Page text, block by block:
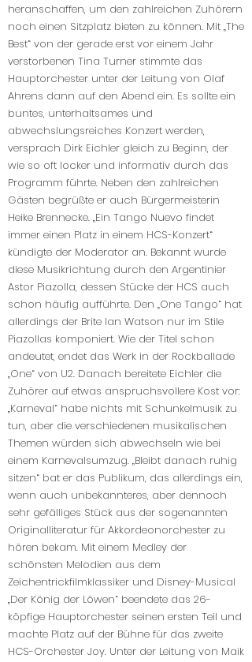
heranschaffen, um den zahlreichen Zuhörern
noch einen Sitzplatz bieten zu können. Mit „The
Best“ von der gerade erst vor einem Jahr
verstorbenen Tina Turner stimmte das
Hauptorchester unter der Leitung von Olaf
Ahrens dann auf den Abend ein. Es sollte ein
buntes, unterhaltsames und
abwechslungsreiches Konzert werden,
versprach Dirk Eichler gleich zu Beginn, der
wie so oft locker und informativ durch das
Programm führte. Neben den zahlreichen
Gästen begrüßte er auch Bürgermeisterin
Heike Brennecke. „Ein Tango Nuevo findet
immer einen Platz in einem HCS-Konzert“
kündigte der Moderator an. Bekannt wurde
diese Musikrichtung durch den Argentinier
Astor Piazolla, dessen Stücke der HCS auch
schon häufig aufführte. Den „One Tango“ hat
allerdings der Brite Ian Watson nur im Stile
Piazollas komponiert. Wie der Titel schon
andeutet, endet das Werk in der Rockballade
„One“ von U2. Danach bereitete Eichler die
Zuhörer auf etwas anspruchsvollere Kost vor:
„Karneval“ habe nichts mit Schunkelmusik zu
tun, aber die verschiedenen musikalischen
Themen würden sich abwechseln wie bei
einem Karnevalsumzug. „Bleibt danach ruhig
sitzen“ bat er das Publikum, das allerdings ein,
wenn auch unbekannteres, aber dennoch
sehr gefälliges Stück aus der sogenannten
Originalliteratur für Akkordeonorchester zu
hören bekam. Mit einem Medley der
schönsten Melodien aus dem
Zeichentrickfilmklassiker und Disney-Musical
„Der König der Löwen“ beendete das 26-
köpfige Hauptorchester seinen ersten Teil und
machte Platz auf der Bühne für das zweite
HCS-Orchester Joy. Unter der Leitung von Maik